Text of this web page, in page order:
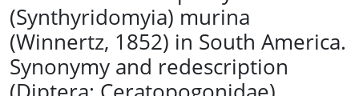
(Synthyridomyia) murina
(Winnertz, 1852) in South America.
Synonymy and redescription